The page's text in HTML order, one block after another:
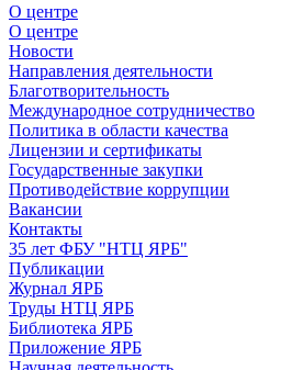
О центре
О центре
Новости
Направления деятельности
Благотворительность
Международное сотрудничество
Политика в области качества
Лицензии и сертификаты
Государственные закупки
Противодействие коррупции
Вакансии
Контакты
35 лет ФБУ "НТЦ ЯРБ"
Публикации
Журнал ЯРБ
Труды НТЦ ЯРБ
Библиотека ЯРБ
Приложение ЯРБ